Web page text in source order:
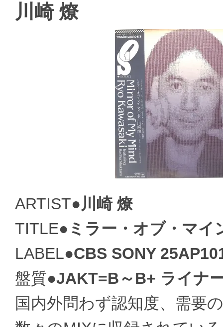
川崎 燎
ARTIST●川崎 燎
TITLE● ミラー・オブ・マイ
LABEL●CBS SONY
盤質●JAKT=B～B+ ライナ
国内外問わず認知度、需要